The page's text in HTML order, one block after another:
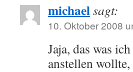
michaelsagt:
10. Oktober 2008
Jaja, das was
anstellen